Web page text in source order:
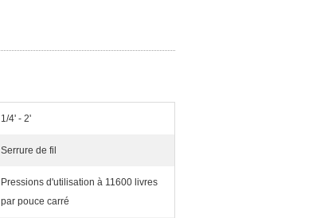
1/4' - 2'
Serrure de fil
Pressions d'utilisation à 11600 livres
par pouce carré